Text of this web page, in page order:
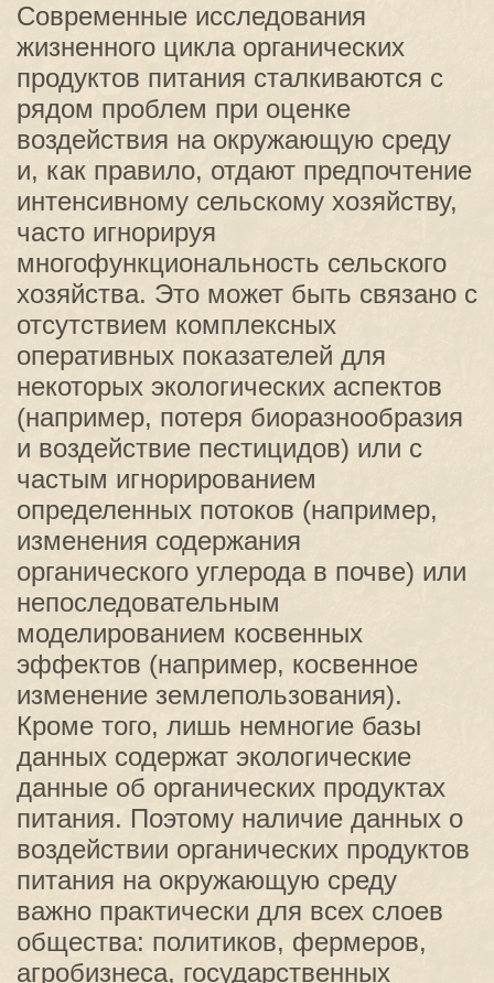
Современные исследования
жизненного цикла органических
продуктов питания сталкиваются с
рядом проблем при оценке
воздействия на окружающую среду
и, как правило, отдают предпочтение
интенсивному сельскому хозяйству,
часто игнорируя
многофункциональность сельского
хозяйства. Это может быть связано с
отсутствием комплексных
оперативных показателей для
некоторых экологических аспектов
(например, потеря биоразнообразия
и воздействие пестицидов) или с
частым игнорированием
определенных потоков (например,
изменения содержания
органического углерода в почве) или
непоследовательным
моделированием косвенных
эффектов (например, косвенное
изменение землепользования).
Кроме того, лишь немногие базы
данных содержат экологические
данные об органических продуктах
питания. Поэтому наличие данных о
воздействии органических продуктов
питания на окружающую среду
важно практически для всех слоев
общества: политиков, фермеров,
агробизнеса, государственных